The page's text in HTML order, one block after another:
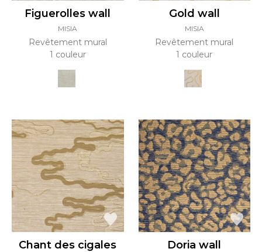
Figuerolles wall
MISIA
Revêtement mural
1 couleur
Gold wall
MISIA
Revêtement mural
1 couleur
Chant des cigales
Doria wall